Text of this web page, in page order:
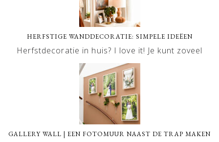
HERFSTIGE WANDDECORATIE: SIMPELE IDEËEN
Herfstdecoratie in huis? I love it! Je kunt zoveel
GALLERY WALL | EEN FOTOMUUR NAAST DE TRAP MAKEN